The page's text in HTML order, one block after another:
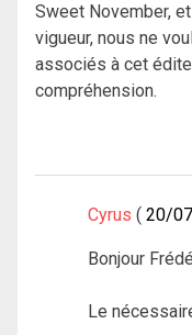
Sweet November,
vigueur, nous ne
associés à cet
compréhension.
Cyrus 20/
Bonjour
Le